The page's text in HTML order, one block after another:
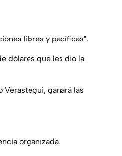
libres y pacíficas".
dólares que les dio la
Verastegui, ganará las
organizada.